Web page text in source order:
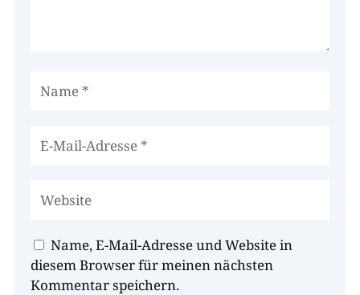
Name, E-Mail-Adresse und Website in
diesem Browser für meinen nächsten
Kommentar speichern.